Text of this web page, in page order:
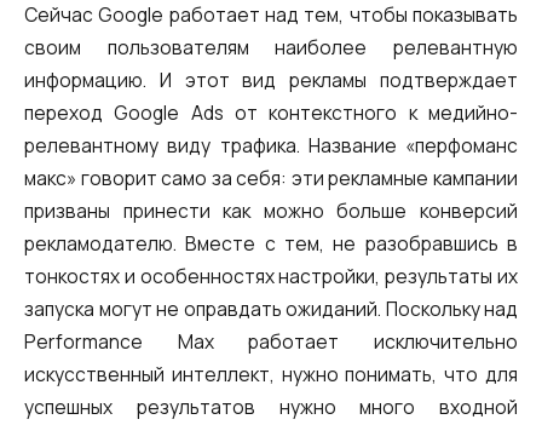
Автоматический перезвон клиентам
Интерактивное голосовое меню — IVR
Конструктор телефонных событий
Дополнительные услуги
СПАМ-мониторинг телефонных
номеров
SIP TRUNK
SMS-рассылки
Сейчас Google работает над тем, чтобы показывать
своим пользователям наиболее релевантную
информацию. И этот вид рекламы подтверждает
переход Google Ads от контекстного к медийно-
релевантному виду трафика. Название «перфоманс
макс» говорит само за себя: эти рекламные кампании
призваны принести как можно больше конверсий
рекламодателю. Вместе с тем, не разобравшись в
тонкостях и особенностях настройки, результаты их
запуска могут не оправдать ожиданий. Поскольку над
Performance Max работает исключительно
искусственный интеллект, нужно понимать, что для
успешных результатов нужно много входной